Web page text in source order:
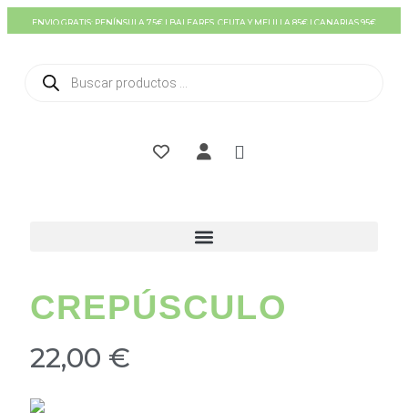
Ir
al
ENVIO GRATIS: PENÍNSULA 75€ | BALEARES, CEUTA Y MELILLA 85€ | CANARIAS 95€
CREPÚSCULO
22,00 €